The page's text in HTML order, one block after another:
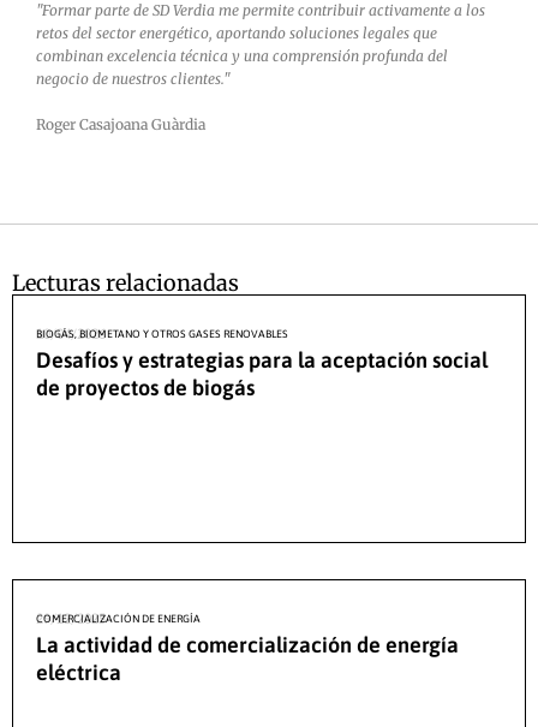
"Formar parte de SD Verdia me permite contribuir activamente a los
retos del sector energético, aportando soluciones legales que
combinan excelencia técnica y una comprensión profunda del
negocio de nuestros clientes."
Roger Casajoana Guàrdia​
Lecturas relacionadas
10/04/2026
BIOGÁS, BIOMETANO Y OTROS GASES RENOVABLES
Desafíos y estrategias para la aceptación social
de proyectos de biogás
29/12/2025
COMERCIALIZACIÓN DE ENERGÍA
La actividad de comercialización de energía
eléctrica